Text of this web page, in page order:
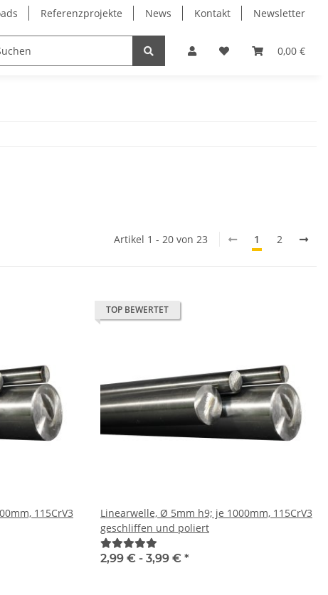
Referenzprojekte News Kontakt Newsletter
0,00 €
Lagertechnik Lineartechnik
Artikel 1 - 20 von 23 1 2
TOP BEWERTET
Linearwelle, Ø 5mm h9; je 1000mm, 115CrV3
geschliffen und poliert
2,99 € - 3,99 € *